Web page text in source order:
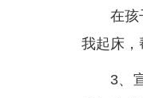
在孩
我起床，
3、